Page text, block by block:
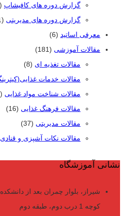
گزارش دوره های کافیشاپ (1)
گزارش دوره های مدیریتی (1)
معرفی اساتید (6)
مقالات آموزشی (181)
مقالات تغذیه ای (8)
مقالات خدمات
مقالات شناخت مواد غذایی (53)
مقالات فرهنگ غذایی (16)
مقالات مدیریتی (37)
مقالات نکات آشپزی و قنادی
نشانی آموزشگاه
شیراز، بلوار چمران بعد از
کوچه 1 درب دوم، طبقه دوم